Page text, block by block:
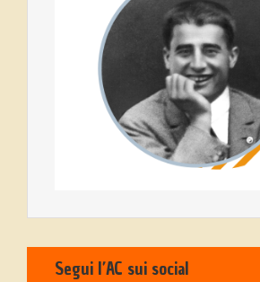
Segui l’AC sui social